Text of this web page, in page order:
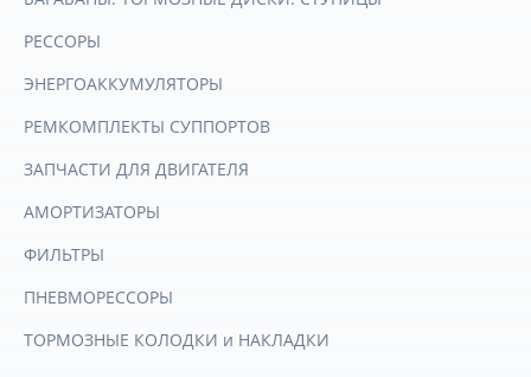
РЕССОРЫ
ЭНЕРГОАККУМУЛЯТОРЫ
РЕМКОМПЛЕКТЫ СУППОРТОВ
ЗАПЧАСТИ ДЛЯ ДВИГАТЕЛЯ
АМОРТИЗАТОРЫ
ФИЛЬТРЫ
ПНЕВМОРЕССОРЫ
ТОРМОЗНЫЕ КОЛОДКИ и НАКЛАДКИ